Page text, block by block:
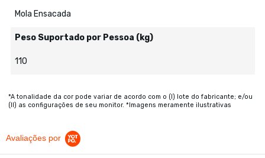
Mola Ensacada
Peso Suportado por Pessoa (kg)
110
*A tonalidade da cor pode variar de acordo com o (I) lote do fabricante; e/ou
(II) as configurações de seu monitor. *Imagens meramente ilustrativas
Avaliações por